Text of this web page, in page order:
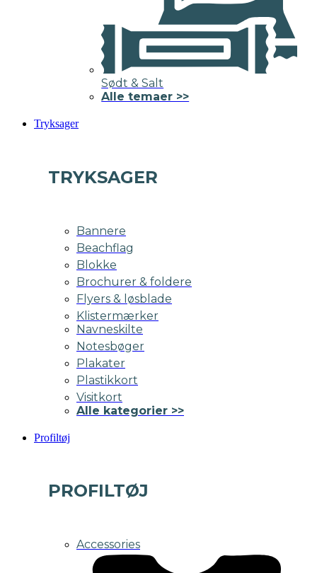
Sødt & Salt
Alle temaer >>
Tryksager
TRYKSAGER
Bannere
Beachflag
Blokke
Brochurer & foldere
Flyers & løsblade
Klistermærker
Navneskilte
Notesbøger
Plakater
Plastikkort
Visitkort
Alle kategorier >>
Profiltøj
PROFILTØJ
Accessories